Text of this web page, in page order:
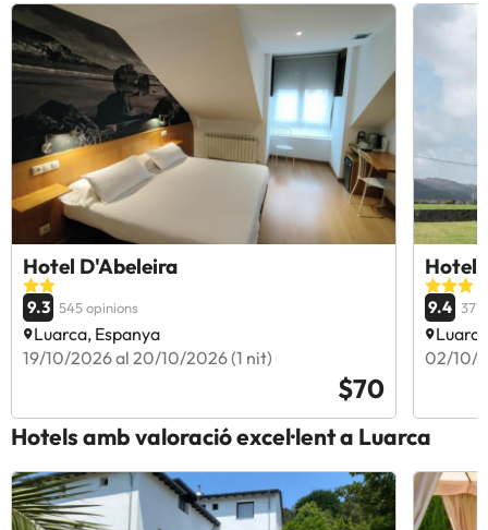
Hotel D'Abeleira
9.3 545 opinions
Luarca, Espanya
19/10/2026 al 20/10/2026 (1 nit)
$70
Hotel
9.4 371
02/10/
Hotels amb valoració excel·lent a Luarca